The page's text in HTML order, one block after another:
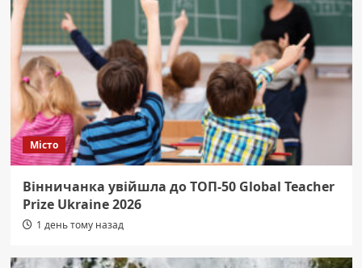
Місто
Вінничанка увійшла до ТОП-50 Global Teacher
Prize Ukraine 2026
1 день тому назад